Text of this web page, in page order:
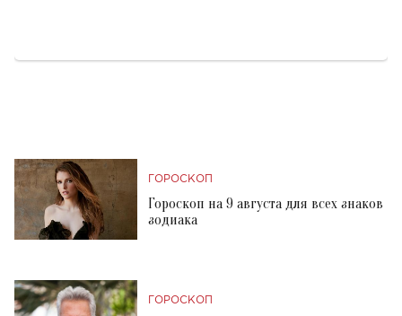
ГОРОСКОП
Гороскоп на 9 августа для всех знаков
зодиака
ГОРОСКОП